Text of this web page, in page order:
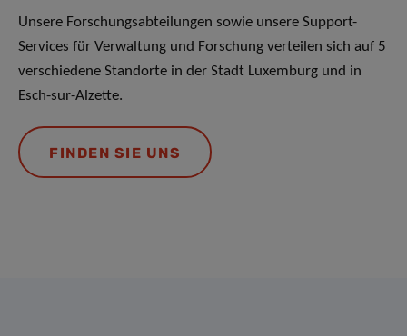
Unsere Forschungsabteilungen sowie unsere Support-
Services für Verwaltung und Forschung verteilen sich auf 5
verschiedene Standorte in der Stadt Luxemburg und in
Esch-sur-Alzette.
FINDEN SIE UNS